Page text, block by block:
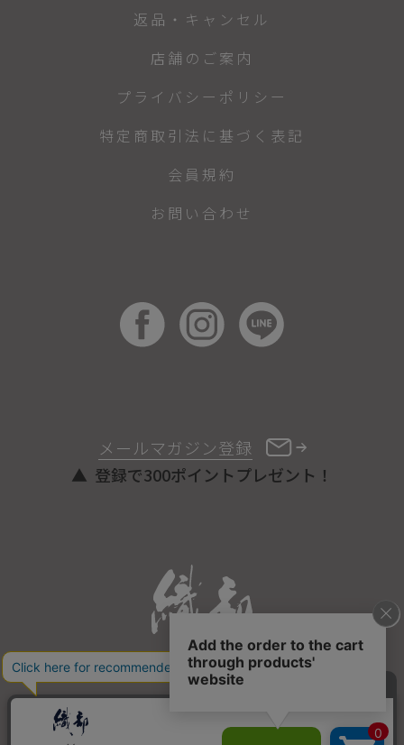
ONLINE STORE
メールマガジン登録
登録で300ポイントプレゼント！
返品・キャンセル
店舗のご案内
プライバシーポリシー
特定商取引法に基づく表記
会員規約
お問い合わせ